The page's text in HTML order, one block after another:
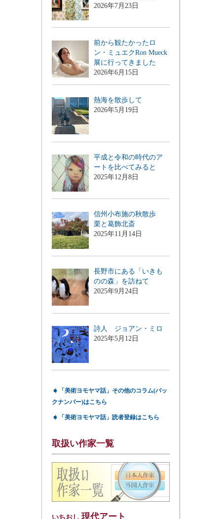
2026年7月23日
前から観たかったロ
ン・ミュエクRon Mueck
展に行ってきました
2026年6月15日
熱海を散歩して
2026年5月19日
平成と令和の時代のア
ートを比べてみると
2025年12月8日
信州小布施の秋散歩
栗と葛飾北斎
2025年11月14日
長野市にある「いきも
のの森」を訪ねて
2025年9月24日
詩人 ジョアン・ミロ
2025年5月12日
➧
「美術ヨモヤマ話」その他のコラム(バッ
クナンバー)はこちら
➧ 「美術ヨモヤマ話」読者登録はこちら
取扱い作家一覧
いちおし 現代アート